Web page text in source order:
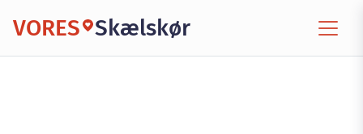
VORES Skælskør